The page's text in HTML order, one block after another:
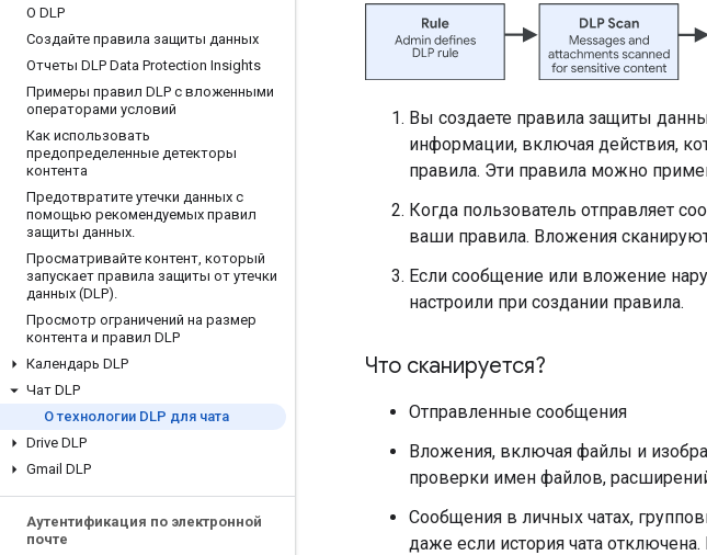
О DLP
Создайте правила защиты данных
Отчеты DLP Data Protection Insights
Примеры правил DLP с вложенными
операторами условий
Как использовать
предопределенные детекторы
контента
Предотвратите утечки данных с
помощью рекомендуемых правил
защиты данных.
Просматривайте контент, который
запускает правила защиты от утечки
данных (DLP).
Просмотр ограничений на размер
контента и правил DLP
Календарь DLP
Чат DLP
О технологии DLP для чата
Drive DLP
Gmail DLP
Аутентификация по электронной
почте
Вы создаете правила защиты
информации, включая действия,
правила. Эти правила можно
Когда пользователь отправляет
ваши правила. Вложения
Если сообщение или вложение
настроили при создании правила.
Что сканируется?
Отправленные сообщения
Вложения, включая файлы и
проверки имен файлов,
Сообщения в личных чатах,
даже если история чата